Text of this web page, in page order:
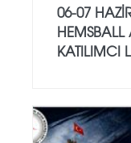
06-07
KATILIMCI